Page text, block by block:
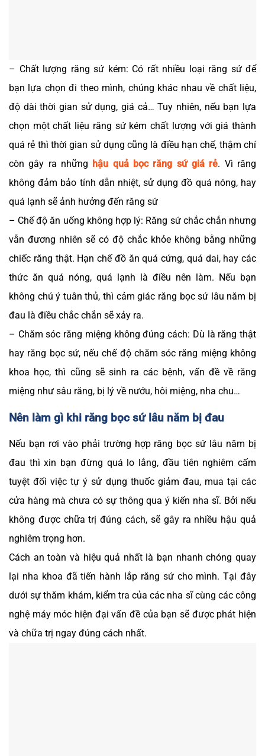
– Chất lượng răng sứ kém: Có rất nhiều loại răng sứ để
bạn lựa chọn đi theo mình, chúng khác nhau về chất liệu,
độ dài thời gian sử dụng, giá cả… Tuy nhiên, nếu bạn lựa
chọn một chất liệu răng sứ kém chất lượng với giá thành
quá rẻ thì thời gian sử dụng cũng là điều hạn chế, thậm chí
còn gây ra những hậu quả bọc răng sứ giá rẻ. Vì răng
không đảm bảo tính dẫn nhiệt, sử dụng đồ quá nóng, hay
quá lạnh sẽ ảnh hưởng đến răng sứ
– Chế độ ăn uống không hợp lý: Răng sứ chắc chắn nhưng
vẫn đương nhiên sẽ có độ chắc khỏe không bằng những
chiếc răng thật. Hạn chế đồ ăn quá cứng, quá dai, hay các
thức ăn quá nóng, quá lạnh là điều nên làm. Nếu bạn
không chú ý tuân thủ, thì cảm giác răng bọc sứ lâu năm bị
đau là điều chắc chắn sẽ xảy ra.
– Chăm sóc răng miệng không đúng cách: Dù là răng thật
hay răng bọc sứ, nếu chế độ chăm sóc răng miệng không
khoa học, thì cũng sẽ sinh ra các bệnh, vấn đề về răng
miệng như sâu răng, bị lý về nướu, hôi miệng, nha chu…
Nên làm gì khi răng bọc sứ lâu năm bị đau
Nếu bạn rơi vào phải trường hợp răng bọc sứ lâu năm bị
đau thì xin bạn đừng quá lo lắng, đầu tiên nghiêm cấm
tuyệt đối việc tự ý sử dụng thuốc giảm đau, mua tại các
cửa hàng mà chưa có sự thông qua ý kiến nha sĩ. Bởi nếu
không được chữa trị đúng cách, sẽ gây ra nhiều hậu quả
nghiêm trọng hơn.
Cách an toàn và hiệu quả nhất là bạn nhanh chóng quay
lại nha khoa đã tiến hành lắp răng sứ cho mình. Tại đây
dưới sự thăm khám, kiểm tra của các nha sĩ cùng các công
nghệ máy móc hiện đại vấn đề của bạn sẽ được phát hiện
và chữa trị ngay đúng cách nhất.